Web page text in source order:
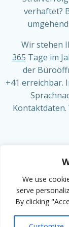
We use
serve
By clicking
verhaftet?
Wir stehen
365 Tage im
der
+41 erreichbar.
Privacy Policy